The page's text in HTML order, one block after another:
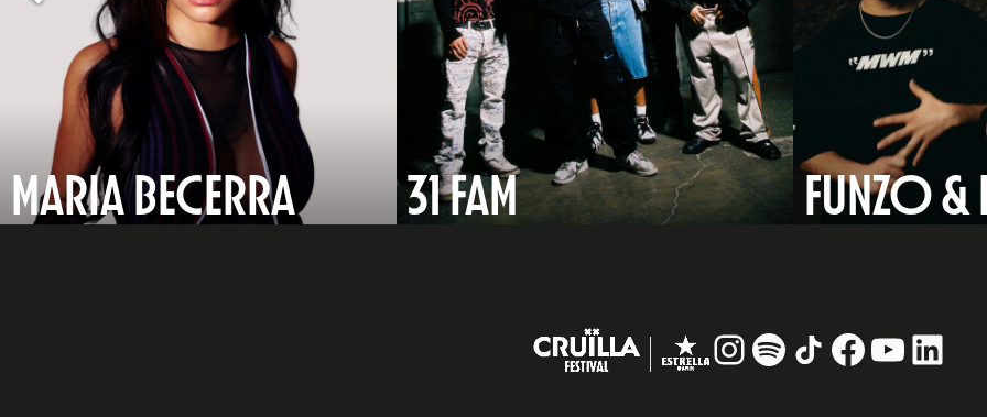
MARIA BECERRA 31 FAM FUNZO &
Instagram
# TikTokFacebook
YouTube